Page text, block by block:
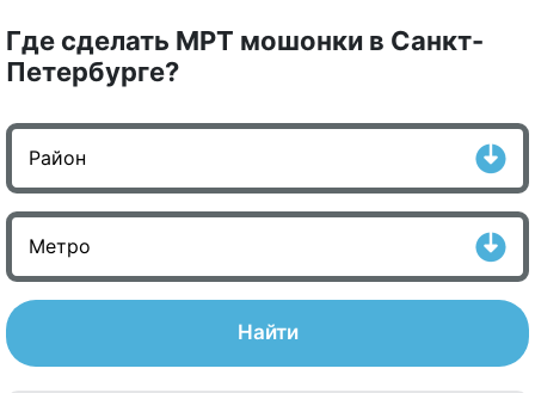
Где сделать МРТ мошонки в Санкт-
Петербурге?
Найти